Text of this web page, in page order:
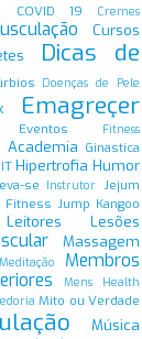
COVID 19 Cremes
Cursos
Dicas de
Doenças de Pele
Emagreçer
Eventos
Fitness
Academia Ginastica
Hipertrofia Humor
se Instrutor Jejum
Fitness Jump Kangoo
Leitores Lesões
Massagem
Meditação
Membros
Mens Health
Mito ou Verdade
Música